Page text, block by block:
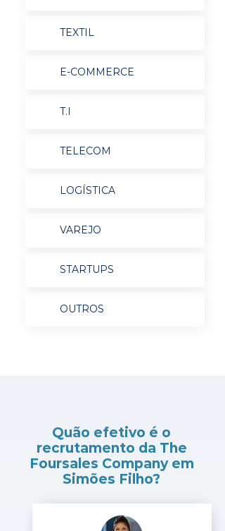
TEXTIL
E-COMMERCE
T.I
TELECOM
LOGÍSTICA
VAREJO
STARTUPS
OUTROS
Quão efetivo é o
recrutamento da The
Foursales Company em
Simões Filho?